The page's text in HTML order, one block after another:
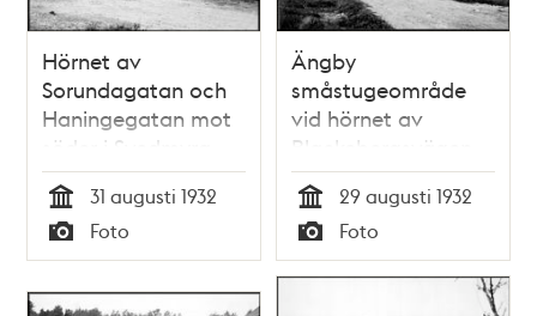
Hörnet av
Sorundagatan och
Haningegatan mot
söder i Svedmyra
småstugeområde
Tid
31 augusti 1932
Typ
Foto
Ängby
småstugeområde
vid hörnet av
Blackebergsvägen
och Ängbyvägen
mot norr
Tid
29 augusti 1932
Typ
Foto